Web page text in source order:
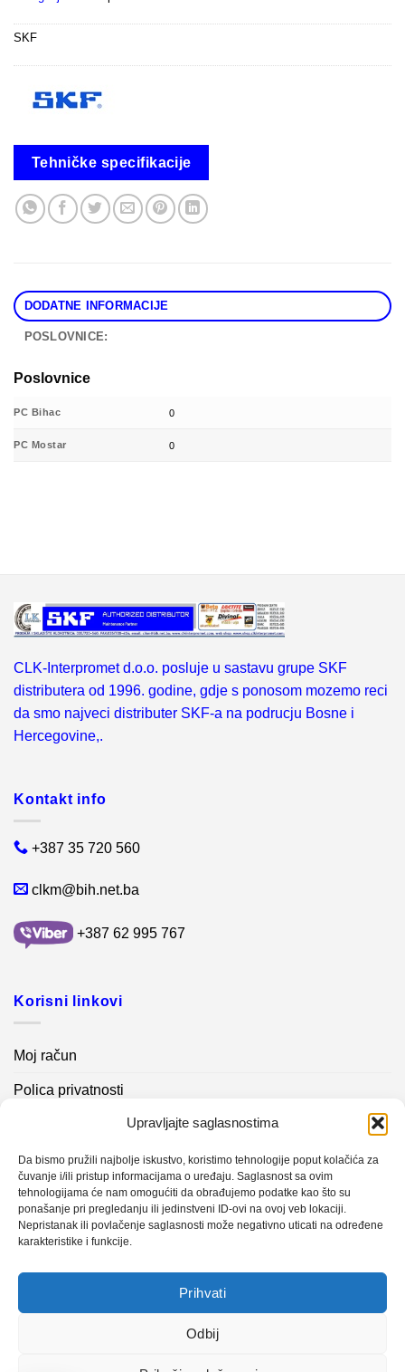
Upravljajte saglasnostima
Da bismo pružili najbolje iskustvo, koristimo tehnologije poput kolačića za
čuvanje i/ili pristup informacijama o uređaju. Saglasnost sa ovim
tehnologijama će nam omogućiti da obrađujemo podatke kao što su
ponašanje pri pregledanju ili jedinstveni ID-ovi na ovoj veb lokaciji.
Nepristanak ili povlačenje saglasnosti može negativno uticati na određene
karakteristike i funkcije.
Prihvati
Odbij
SKF
Tehničke specifikacije
DODATNE INFORMACIJE
POSLOVNICE:
Poslovnice
PC Bihac 0
PC Mostar 0
CLK-Interpromet d.o.o. posluje u sastavu grupe SKF
distributera od 1996. godine, gdje s ponosom mozemo reci
da smo najveci distributer SKF-a na podrucju Bosne i
Hercegovine,.
Kontakt info
+387 35 720 560
clkm@bih.net.ba
+387 62 995 767
Korisni linkovi
Moj račun
Polica privatnosti
Kontakt info
Novosti
Sistem mjerenja vibracija – papir mašina 4
Certificirani partner za održavanje